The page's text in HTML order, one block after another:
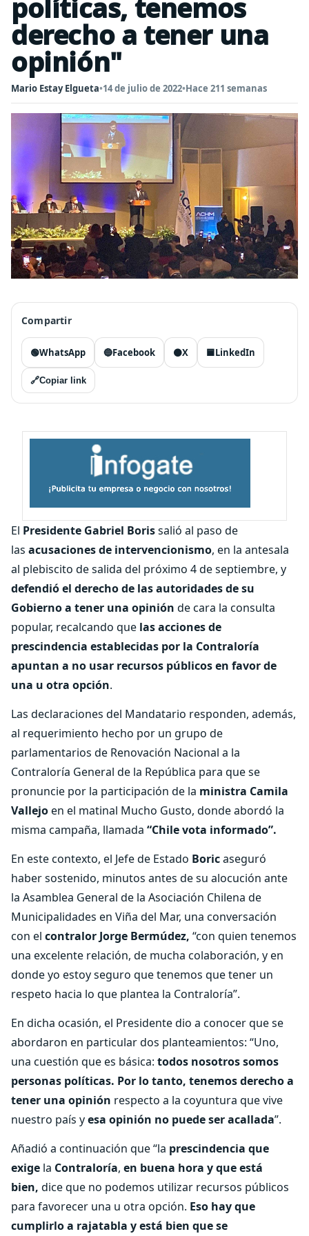
políticas, tenemos
derecho a tener una
opinión"
Mario Estay Elgueta•14 de julio de 2022•Hace 211 semanas
Compartir
🟢WhatsApp 🔵Facebook ⚫X 🟦LinkedIn
🔗Copiar link
El Presidente Gabriel Borissalió al paso de
las acusaciones de intervencionismo, en la antesala
al plebiscito de salida del próximo 4 de septiembre, y
defendió el derecho de las autoridades de su
Gobierno a tener una opinión de cara la consulta
popular, recalcando que las acciones de
prescindencia establecidas por la Contraloría
apuntan a no usar recursos públicos en favor de
una u otra opción.
Las declaraciones del Mandatario responden, además,
al requerimiento hecho por un grupo de
parlamentarios de Renovación Nacional a la
Contraloría General de la República para que se
pronuncie por la participación de la ministra Camila
Vallejoen el matinal Mucho Gusto, donde abordó la
misma campaña, llamada “Chile vota informado”.
En este contexto, el Jefe de Estado Boricaseguró
haber sostenido, minutos antes de su alocución ante
la Asamblea General de la Asociación Chilena de
Municipalidades en Viña del Mar, una conversación
con el contralor Jorge Bermúdez, “con quien tenemos
una excelente relación, de mucha colaboración, y en
donde yo estoy seguro que tenemos que tener un
respeto hacia lo que plantea la Contraloría”.
En dicha ocasión, el Presidente dio a conocer que se
abordaron en particular dos planteamientos: “Uno,
una cuestión que es básica: todos nosotros somos
personas políticas. Por lo tanto, tenemos derecho a
tener una opinión respecto a la coyuntura que vive
nuestro país yesa opinión no puede ser acallada”.
Añadió a continuación que “la prescindencia que
exige la Contraloría, en buena hora y que está
bien, dice que no podemos utilizar recursos públicos
para favorecer una u otra opción. Eso hay que
cumplirlo a rajatabla y está bien que se